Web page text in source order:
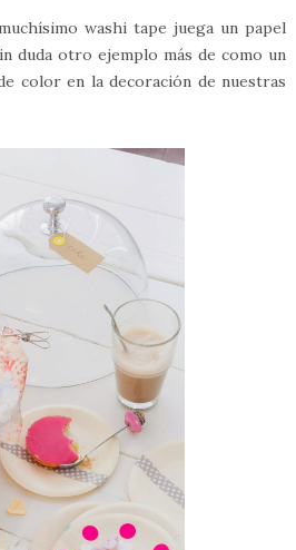
washi tape juega un papel
duda otro ejemplo más de como un
color en la decoración de nuestras